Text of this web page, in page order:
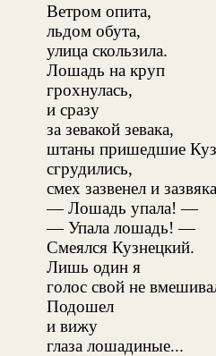
Ветром опита,
льдом обута,
улица скользила.
Лошадь на круп
грохнулась,
и сразу
за зевакой зевака,
штаны пришедшие
сгрудились,
смех зазвенел и
— Лошадь упала! —
— Упала лошадь! —
Смеялся Кузнецкий.
Лишь один я
голос свой не
Подошел
и вижу
глаза лошадиные...